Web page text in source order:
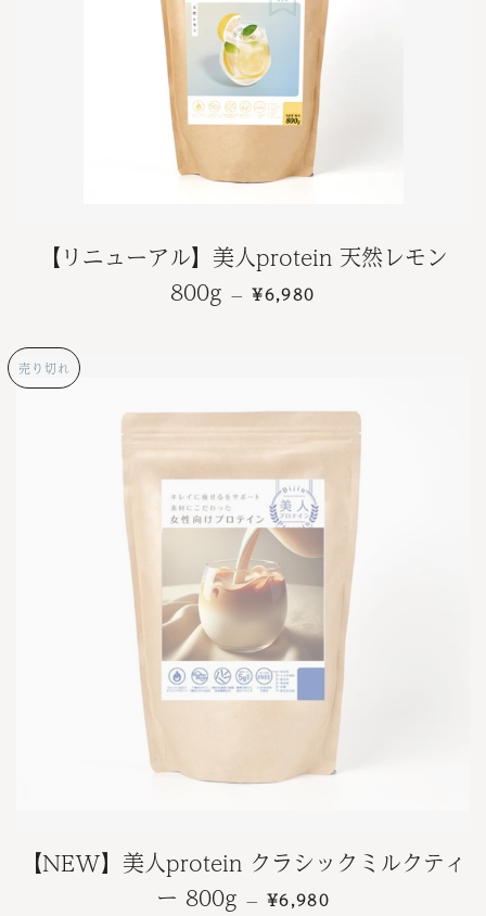
【リニューアル】美人protein 天然レモン
800g — 通常価格
¥6,980
売り切れ
【NEW】美人protein クラシックミルクティ
ー 800g — 通常価格
¥6,980